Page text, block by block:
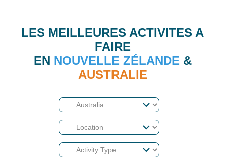
LES MEILLEURES ACTIVITES A
FAIRE
EN NOUVELLE ZÉLANDE &
AUSTRALIE